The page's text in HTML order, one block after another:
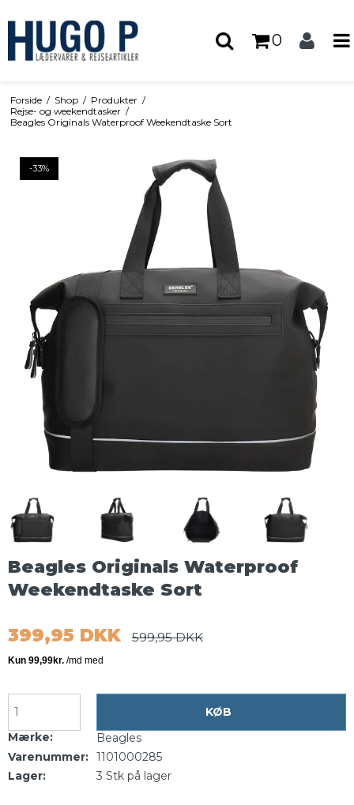
0
Forside / Shop / Produkter /
Rejse- og weekendtasker /
Beagles Originals Waterproof Weekendtaske Sort
-33%
Beagles Originals Waterproof
Weekendtaske Sort
399,95 DKK 599,95 DKK
KØB
Mærke:
Beagles
Varenummer: 1101000285
Lager:
3 Stk på lager